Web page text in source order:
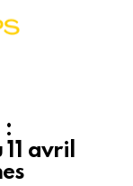
:
avril